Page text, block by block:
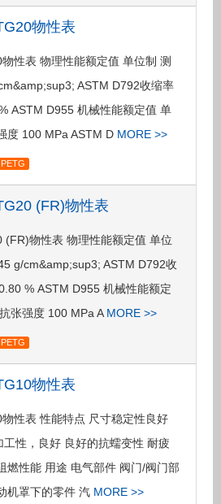
物性表
性表 物理性能额定值 单位制 测
ASTM D792收缩率
ASTM D955 机械性能额定值 单
度 100 MPa ASTM D MORE >>
PETG
(FR)物性表
(FR)物性表 物理性能额定值 单位
g/cm&amp;sup3; ASTM D792收
% ASTM D955 机械性能额定
张强度 100 MPa A MORE >>
PETG
物性表
性表 性能特点 尺寸稳定性良好
性，良好 良好的抗蠕变性 耐疲
燃性能 用途 电气部件 阀门/阀门部
机罩下的零件 汽 MORE >>